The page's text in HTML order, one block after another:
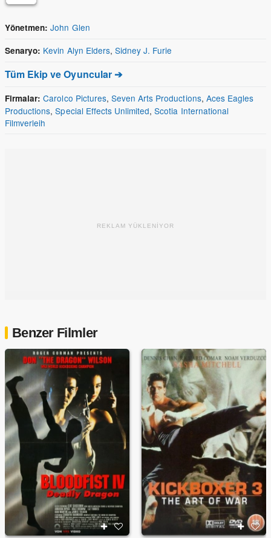
Yönetmen: John Glen
Senaryo: Kevin Alyn Elders, Sidney J. Furie
Tüm Ekip ve Oyuncular ➔
Firmalar: Carolco Pictures, Seven Arts Productions, Aces Eagles
Productions,Special Effects Unlimited,Scotia International
Filmverleih
REKLAM YÜKLENİYOR
Benzer Filmler